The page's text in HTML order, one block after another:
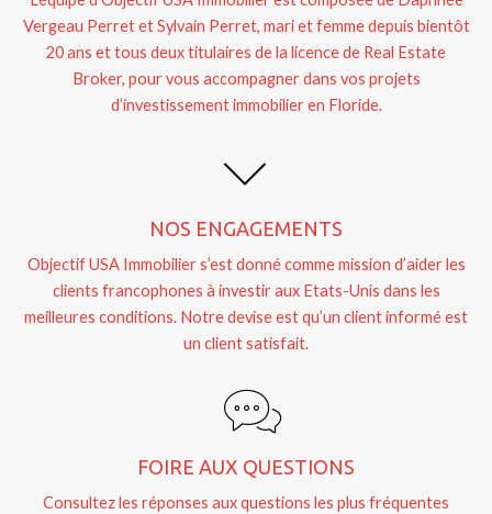
Vergeau Perret et Sylvain Perret, mari et femme depuis bientôt
20 ans et tous deux titulaires de la licence de Real Estate
Broker, pour vous accompagner dans vos projets
d’investissement immobilier en Floride.
NOS ENGAGEMENTS
Objectif USA Immobilier s’est donné comme mission d’aider les
clients francophones à investir aux Etats-Unis dans les
meilleures conditions. Notre devise est qu’un client informé est
un client satisfait.
FOIRE AUX QUESTIONS
Consultez les réponses aux questions les plus fréquentes